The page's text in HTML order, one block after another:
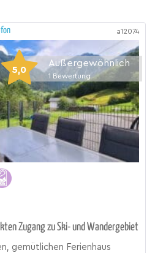
a12074
5,0
Außergewöhnlich
1 Bewertung
Zugang zu Ski- und Wandergebiet
gemütlichen Ferienhaus